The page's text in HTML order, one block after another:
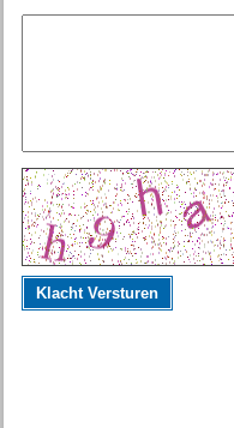
Klacht Versturen